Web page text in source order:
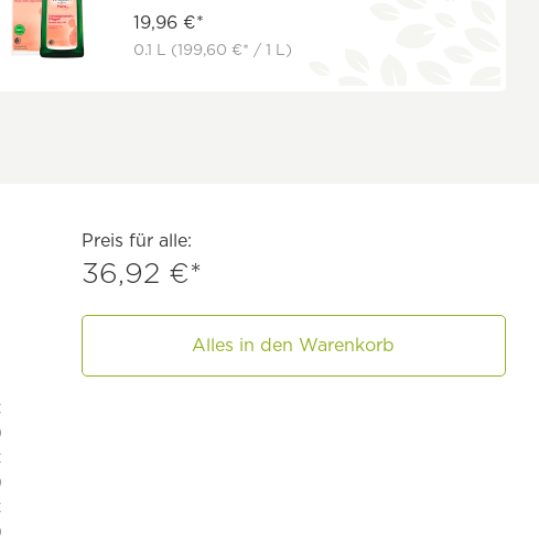
19,96 €*
0.1 L (199,60 €* / 1 L)
Preis für alle:
36,92 €*
Alles in den Warenkorb